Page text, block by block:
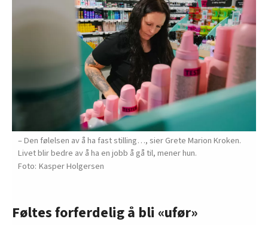
– Den følelsen av å ha fast stilling…, sier Grete Marion Kroken.
Livet blir bedre av å ha en jobb å gå til, mener hun.
Kasper Holgersen
Føltes forferdelig å bli «ufør»